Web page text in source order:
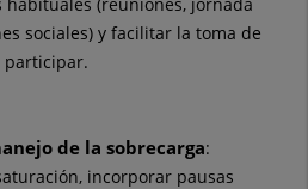
sociales) y facilitar la toma de
participar.
de la sobrecarga:
incorporar pausas